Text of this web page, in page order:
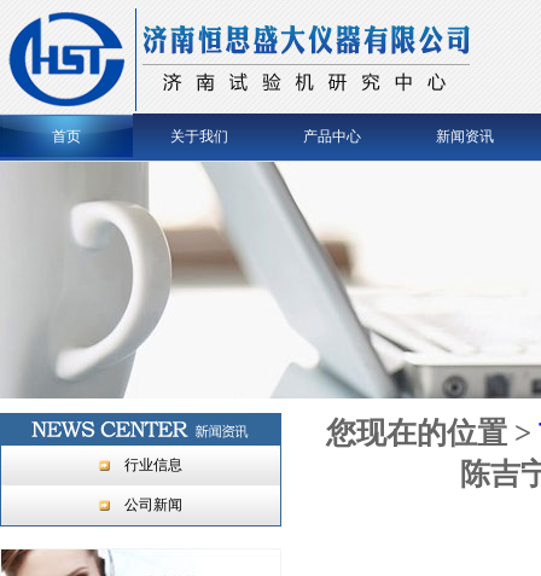
首页 关于我们 产品中心 新闻资讯
行业信息
公司新闻
您现在的位置 >
陈吉